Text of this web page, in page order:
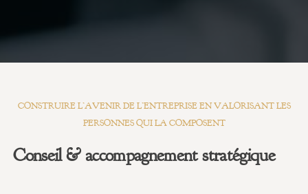
CONSTRUIRE L’AVENIR DE L’ENTREPRISE EN VALORISANT LES
PERSONNES QUI LA COMPOSENT
Conseil & accompagnement stratégique